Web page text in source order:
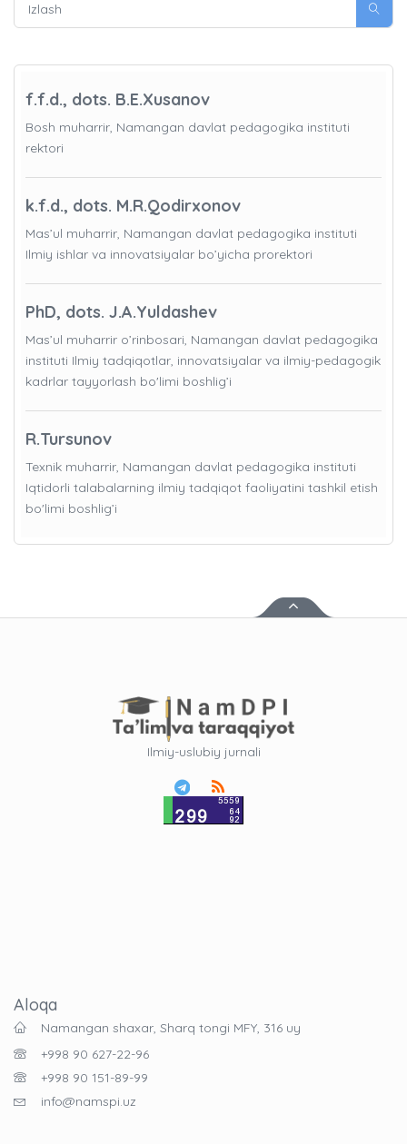
f.f.d., dots. B.E.Xusanov
Bosh muharrir, Namangan davlat pedagogika instituti
rektori
k.f.d., dots. M.R.Qodirxonov
Mas’ul muharrir, Namangan davlat pedagogika instituti
Ilmiy ishlar va innovatsiyalar bo’yicha prorektori
PhD, dots. J.A.Yuldashev
Mas’ul muharrir o’rinbosari, Namangan davlat pedagogika
instituti Ilmiy tadqiqotlar, innovatsiyalar va ilmiy-pedagogik
kadrlar tayyorlash bo'limi boshlig’i
R.Tursunov
Texnik muharrir, Namangan davlat pedagogika instituti
Iqtidorli talabalarning ilmiy tadqiqot faoliyatini tashkil etish
bo'limi boshlig’i
Ilmiy-uslubiy jurnali
Aloqa
Namangan shaxar, Sharq tongi MFY, 316 uy
+998 90 627-22-96
+998 90 151-89-99
info@namspi.uz